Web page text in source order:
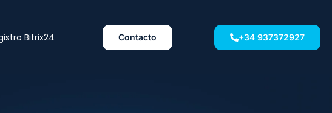
Bitrix24 Contacto +34 937372927